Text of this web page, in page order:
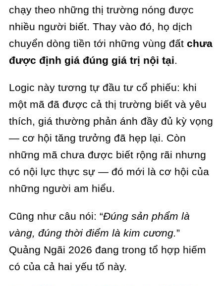
chạy theo những thị trường nóng được
nhiều người biết. Thay vào đó, họ dịch
chuyển dòng tiền tới những vùng đất chưa
được định giá đúng giá trị nội tại.
Logic này tương tự đầu tư cổ phiếu: khi
một mã đã được cả thị trường biết và yêu
thích, giá thường phản ánh đầy đủ kỳ vọng
— cơ hội tăng trưởng đã hẹp lại. Còn
những mã chưa được biết rộng rãi nhưng
có nội lực thực sự — đó mới là cơ hội của
những người am hiểu.
Cũng như câu nói: “Đúng sản phẩm là
vàng, đúng thời điểm là kim cương.”
Quảng Ngãi 2026 đang trong tổ hợp hiếm
có của cả hai yếu tố này.